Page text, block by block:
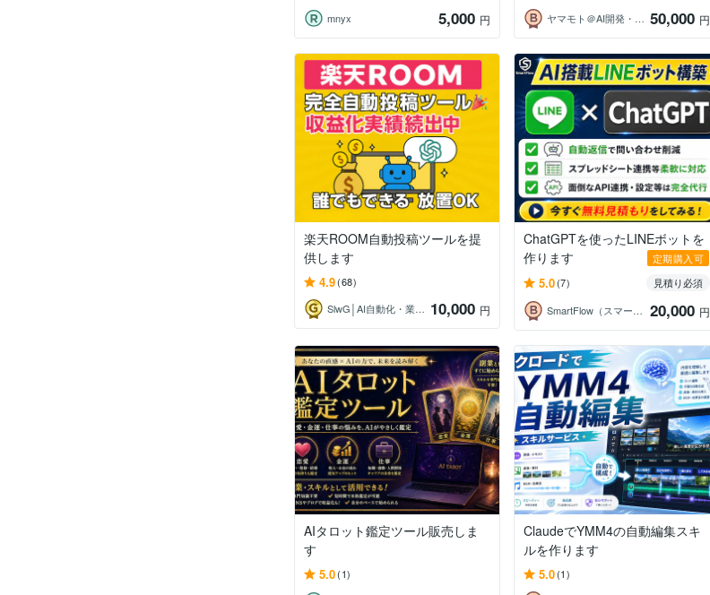
mnyx
5,000 円
ヤマモト＠AI開発・業務自動化
50,000 円
楽天ROOM自動投稿ツールを提
供します
4.9(68)
SlwG│AI自動化・業務効率化
10,000 円
ChatGPTを使ったLINEボットを
作ります
定期購入可
5.0(7)
見積り必須
SmartFlow（スマートフロー）
20,000 円
AIタロット鑑定ツール販売しま
す
5.0(1)
ClaudeでYMM4の自動編集スキ
ルを作ります
5.0(1)